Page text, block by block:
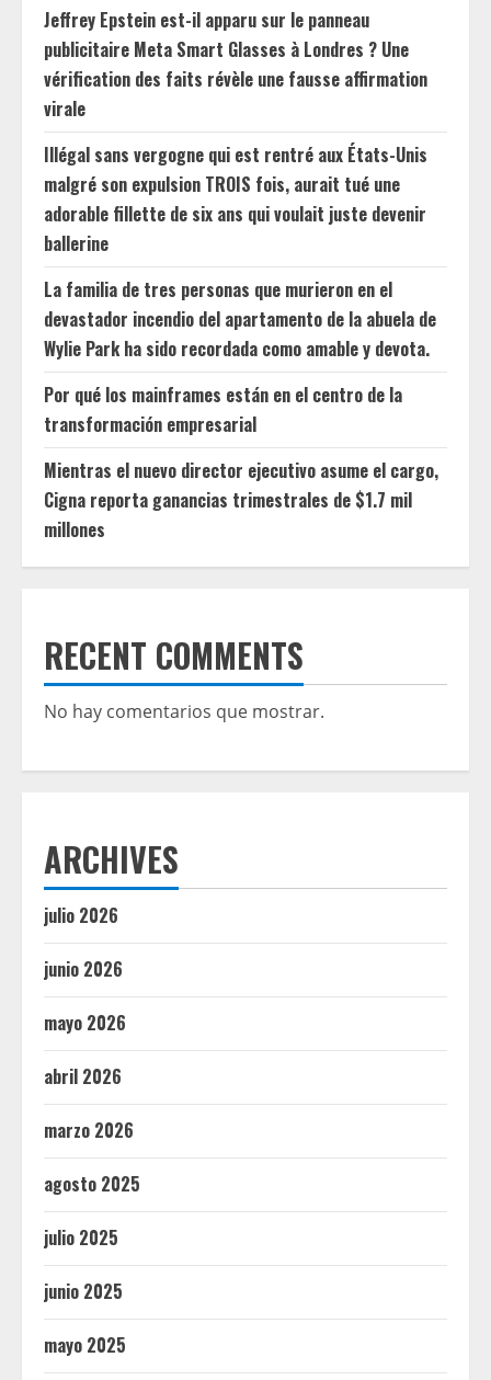
Jeffrey Epstein est-il apparu sur le panneau
publicitaire Meta Smart Glasses à Londres ? Une
vérification des faits révèle une fausse affirmation
virale
Illégal sans vergogne qui est rentré aux États-Unis
malgré son expulsion TROIS fois, aurait tué une
adorable fillette de six ans qui voulait juste devenir
ballerine
La familia de tres personas que murieron en el
devastador incendio del apartamento de la abuela de
Wylie Park ha sido recordada como amable y devota.
Por qué los mainframes están en el centro de la
transformación empresarial
Mientras el nuevo director ejecutivo asume el cargo,
Cigna reporta ganancias trimestrales de $1.7 mil
millones
RECENT COMMENTS
No hay comentarios que mostrar.
ARCHIVES
julio 2026
junio 2026
mayo 2026
abril 2026
marzo 2026
agosto 2025
julio 2025
junio 2025
mayo 2025